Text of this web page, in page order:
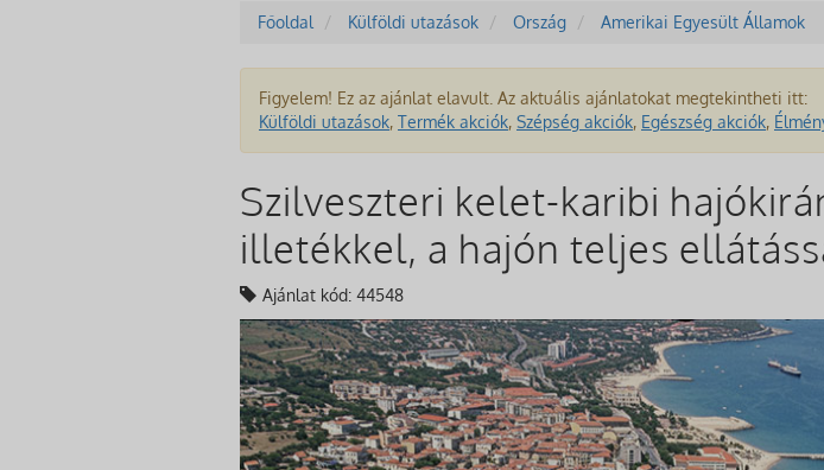
Főoldal Külföldi utazások Ország Amerikai Egyesült Államok
Figyelem! Ez az ajánlat elavult. Az aktuális ajánlatokat megtekintheti itt:
Külföldi utazások, Termék akciók, Szépség akciók, Egészség akciók,
Szilveszteri kelet-karibi
illetékkel, a hajón teljes
Ajánlat kód: 44548